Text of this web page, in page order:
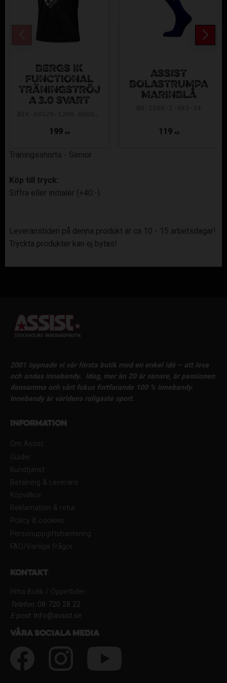
BERGS IK
FUNCTIONAL
TRÄNINGSTRÖJ
A 3.0 SVART
199 KR
ASSIST
BOLASTRUMPA
MARINBLÅ
119 KR
Träningsshorts - Senior
Köp till tryck:
Siffra eller initialer (+40:-).
Leveranstiden på denna produkt är ca 10 - 15 arbetsdagar!
Tryckta produkter kan ej bytas!
2001 öppnade vi vår första butik med en enkel idé – att leva
och andas innebandy.
Idag, mer än 20 år senare, är passionen
densamma och vårt fokus fortfarande 100 % innebandy.
Innebandy är världens roligaste sport.
Information
Om Assist
Guider
Kundtjänst
Betalning & Leverans
Köpvillkor
Reklamation & retur
Policy & cookies
Personuppgiftshantering
FAQ/Vanliga frågor
Kontakt
Hitta Butik / Öppettider
Telefon:08-720 28 22
E-post:Info@assist.se
Våra sociala media